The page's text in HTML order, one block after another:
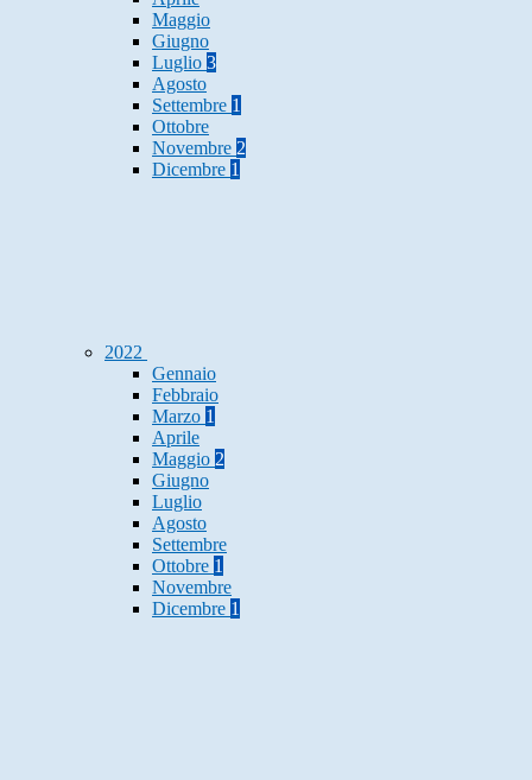
Maggio
Giugno
Luglio 3
Agosto
Settembre 1
Ottobre
Novembre 2
Dicembre 1
2022
Gennaio
Febbraio
Marzo 1
Aprile
Maggio 2
Giugno
Luglio
Agosto
Settembre
Ottobre 1
Novembre
Dicembre 1